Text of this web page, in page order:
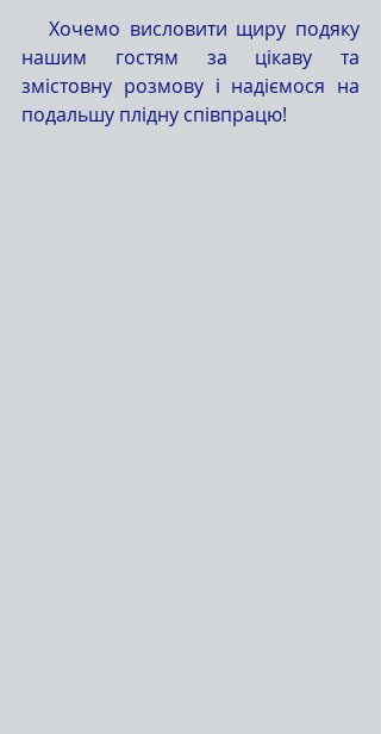
нашим гостям за цікаву та
змістовну розмову і надіємося на
подальшу плідну співпрацю!